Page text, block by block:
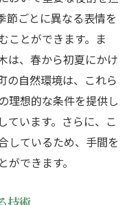
節ごとに異なる表情を
ことができます。ま
は、春から初夏にかけ
の自然環境は、これら
理想的な条件を提供し
ています。さらに、こ
しているため、手間を
できます。